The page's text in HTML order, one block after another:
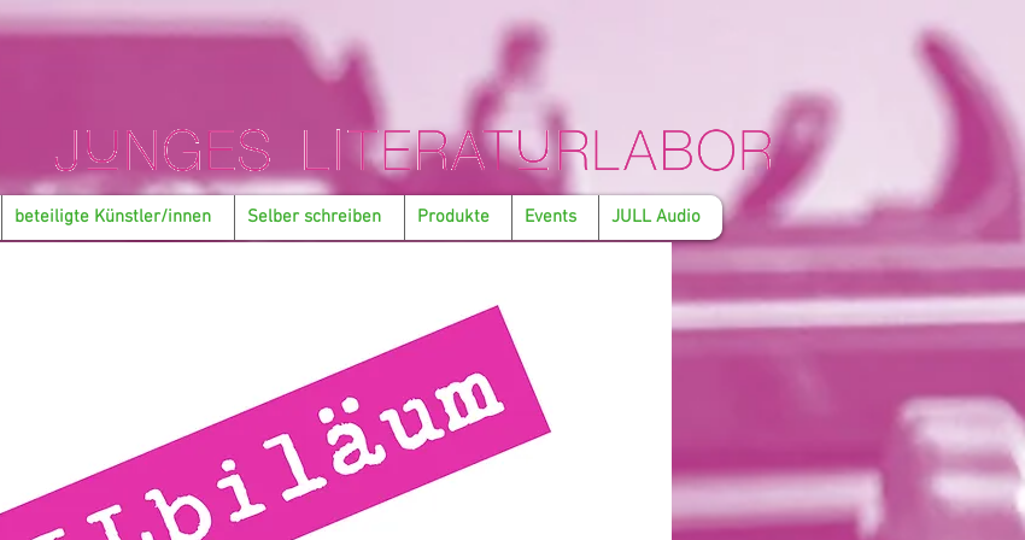
beteiligte Künstler/innen Selber schreiben Produkte Events JULL Audio